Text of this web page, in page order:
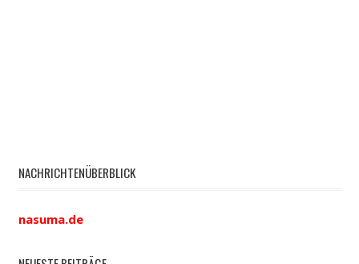
NACHRICHTENÜBERBLICK
nasuma.de